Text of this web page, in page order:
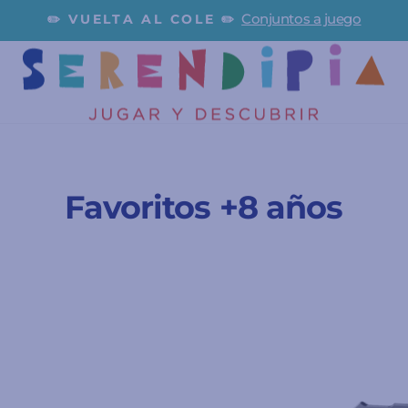
diapositivas
pausa
O HASTA EN 12 MESES por una pequeña
Favoritos +8 años